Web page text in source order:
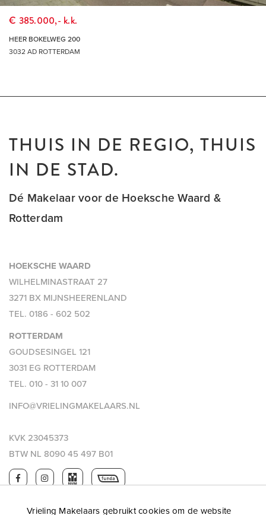
Vrieling Makelaars gebruikt cookies om de website
€ 385.000,- k.k.
HEER BOKELWEG 200
3032 AD ROTTERDAM
THUIS IN DE REGIO, THUIS
IN DE STAD.
Dé Makelaar voor de Hoeksche Waard &
Rotterdam
HOEKSCHE WAARD
WILHELMINASTRAAT 27
3271 BX MIJNSHEERENLAND
TEL. 0186 - 602 502
ROTTERDAM
GOUDSESINGEL 121
3031 EG ROTTERDAM
TEL. 010 - 31 10 007
INFO@VRIELINGMAKELAARS.NL
KVK 23045373
BTW NL 8090 45 497 B01